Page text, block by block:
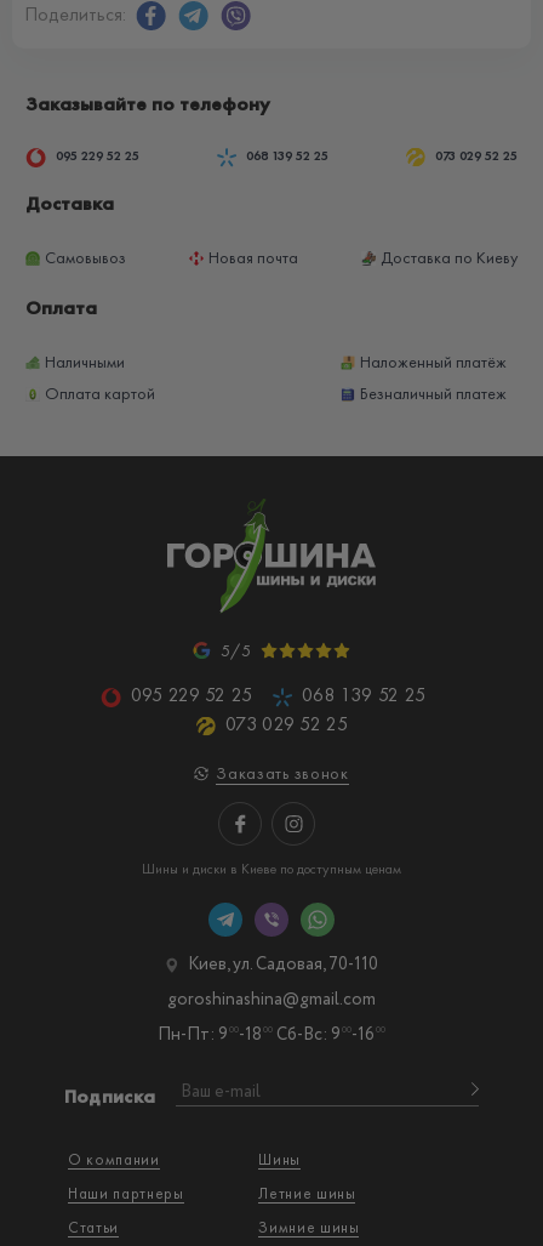
Поделиться:
Заказывайте по телефону
095 229 52 25 068 139 52 25 073 029 52 25
Доставка
Самовывоз Новая почта Доставка по Киеву
Оплата
Наличными
Наложенный платёж
Оплата картой
Безналичный платеж
5/5
095 229 52 25
068 139 52 25
073 029 52 25
Заказать звонок
Шины и диски в Киеве по доступным ценам
О компании
Наши партнеры
Статьи
Шины
Летние шины
Зимние шины
Подписка
Киев, ул. Садовая, 70-110
Пн-Пт: 9 00-18 00 Сб-Вс: 9 00-16 00
goroshinashina@gmail.com